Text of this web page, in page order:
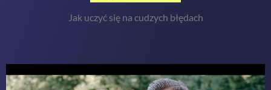
Jak uczyć się na cudzych błędach